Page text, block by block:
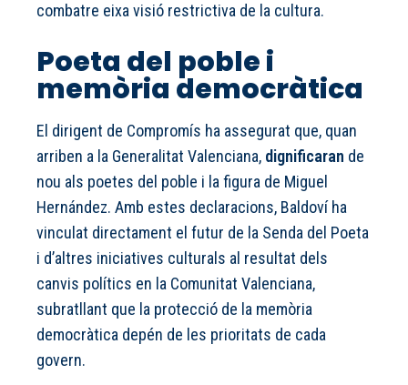
combatre eixa visió restrictiva de la cultura.
Poeta del poble i
memòria democràtica
El dirigent de Compromís ha assegurat que, quan
arriben a la Generalitat Valenciana, dignificaran de
nou als poetes del poble i la figura de Miguel
Hernández. Amb estes declaracions, Baldoví ha
vinculat directament el futur de la Senda del Poeta
i d’altres iniciatives culturals al resultat dels
canvis polítics en la Comunitat Valenciana,
subratllant que la protecció de la memòria
democràtica depén de les prioritats de cada
govern.